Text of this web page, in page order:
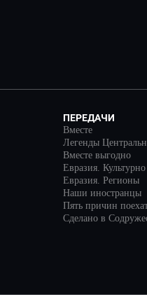
ПЕРЕДАЧИ
Вместе
Легенды
Вместе выгодно
Евразия. Культурно
Евразия. Регионы
Наши иностранцы
Пять причин
Сделано в